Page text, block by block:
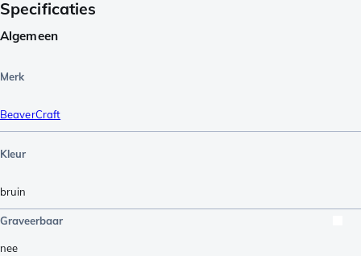
Specificaties
Algemeen
Merk
BeaverCraft
Kleur
bruin
Graveerbaar
nee